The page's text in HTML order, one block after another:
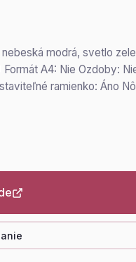
modrá, svetlo
A4: Nie Ozdoby:
ramienko: Áno